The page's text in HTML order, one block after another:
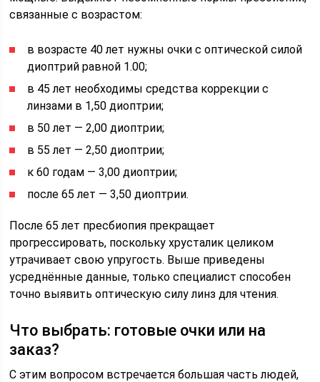
связанные с возрастом:
в возрасте 40 лет нужны очки с оптической силой
диоптрий равной 1.00;
в 45 лет необходимы средства коррекции с
линзами в 1,50 диоптрии;
в 50 лет — 2,00 диоптрии;
в 55 лет — 2,50 диоптрии;
к 60 годам — 3,00 диоптрии;
после 65 лет — 3,50 диоптрии.
После 65 лет пресбиопия прекращает
прогрессировать, поскольку хрусталик целиком
утрачивает свою упругость. Выше приведены
усреднённые данные, только специалист способен
точно выявить оптическую силу линз для чтения.
Что выбрать: готовые очки или на
заказ?
С этим вопросом встречается большая часть людей,